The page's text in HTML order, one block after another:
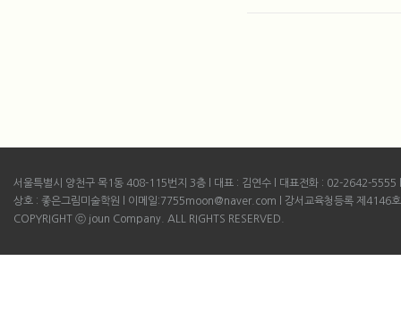
서울특별시 양천구 목1동 408-115번지 3층 l 대표 : 김연수 l 대표전화 : 02-2642-
상호 : 좋은그림미술학원 l 이메일:7755moon@naver.com l 강서교육청등록 제4146호
COPYRIGHT ⓒ joun Company. ALL RIGHTS RESERVED.